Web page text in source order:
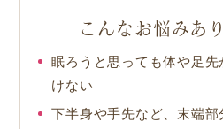
こんなお悩みあ
眠ろうと思っても体や足
けない
下半身や手先など、末端